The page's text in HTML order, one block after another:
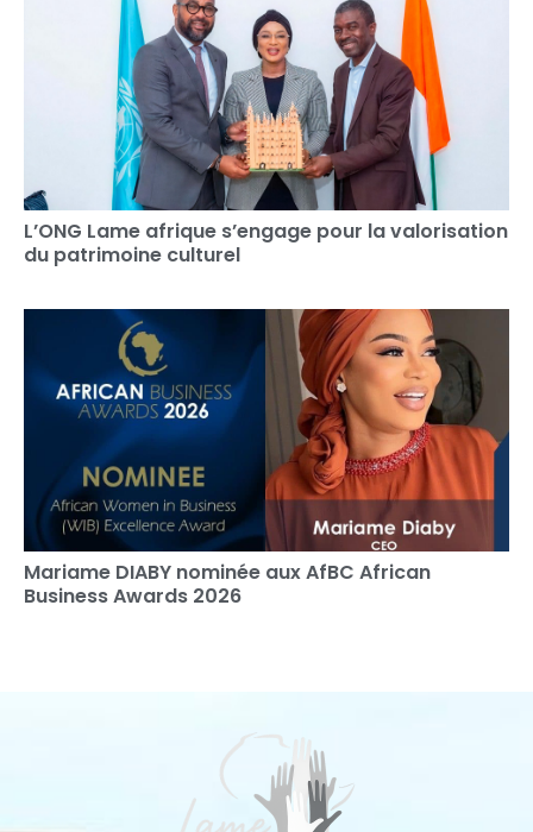
L’ONG Lame afrique s’engage pour la valorisation
du patrimoine culturel
Mariame DIABY nominée aux AfBC African
Business Awards 2026